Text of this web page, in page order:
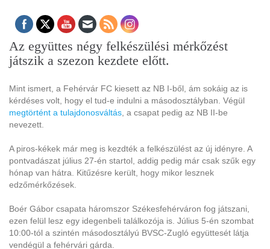
Az együttes négy felkészülési mérkőzést
játszik a szezon kezdete előtt.
Mint ismert, a Fehérvár FC kiesett az NB I-ből, ám sokáig az is
kérdéses volt, hogy el tud-e indulni a másodosztályban. Végül
megtörtént a tulajdonosváltás , a csapat pedig az NB II-be
nevezett.
A piros-kékek már meg is kezdték a felkészülést az új idényre. A
pontvadászat július 27-én startol, addig pedig már csak szűk egy
hónap van hátra. Kitűzésre került, hogy mikor lesznek
edzőmérkőzések.
Boér Gábor csapata háromszor Székesfehérváron fog játszani,
ezen felül lesz egy idegenbeli találkozója is. Július 5-én szombat
10:00-tól a szintén másodosztályú BVSC-Zugló együttesét látja
vendégül a fehérvári gárda.